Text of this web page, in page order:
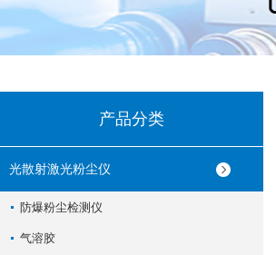
产品分类
光散射激光粉尘仪
防爆粉尘检测仪
气溶胶